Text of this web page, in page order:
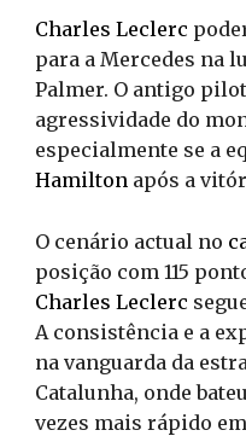
Charles Leclerc
para a Mercedes na
Palmer. O antigo
agressividade do
especialmente se a
Hamilton após a
O cenário actual no
posição com 115
Charles Leclerc
A consistência e a
na vanguarda da
Catalunha, onde
vezes mais rápido